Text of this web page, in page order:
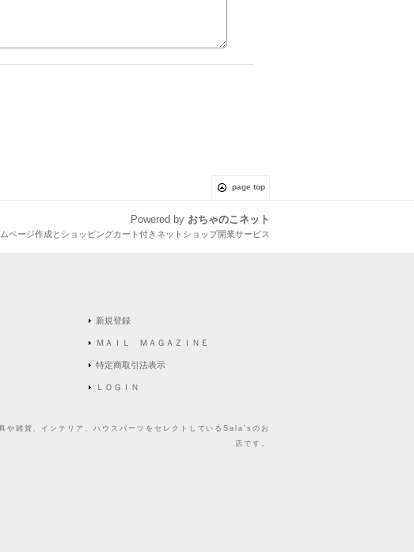
page top
Powered by おちゃのこネット
ページ作成とショッピングカート付きネットショップ開業サービス
新規登録
ＭＡＩＬ ＭＡＧＡＺＩＮＥ
特定商取引法表示
ＬＯＧＩＮ
雑貨、インテリア、ハウスパーツをセレクトしているSala'sのお
店です。